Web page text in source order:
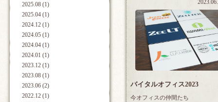
2025.08 (1)
2025.04 (1)
2024.12 (1)
2024.05 (1)
2024.04 (1)
2024.01 (1)
2023.12 (1)
2023.08 (1)
2023.06 (2)
2022.12 (1)
バイタルオフィス2023
今オフィスの仲間たち